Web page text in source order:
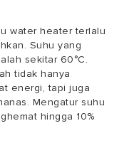
water heater terlalu
Suhu yang
sekitar 60°C.
tidak hanya
energi, tapi juga
Mengatur suhu
hingga 10%